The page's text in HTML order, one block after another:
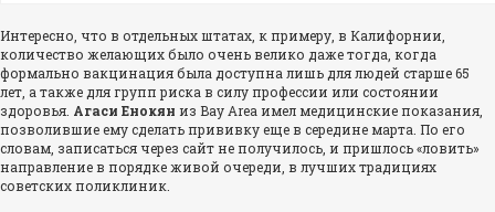
Интересно, что в отдельных штатах, к примеру, в Калифорнии,
количество желающих было очень велико даже тогда, когда
формально вакцинация была доступна лишь для людей старше 65
лет, а также для групп риска в силу профессии или состоянии
здоровья. Агаси Енокян из Bay Area имел медицинские показания,
позволившие ему сделать прививку еще в середине марта. По его
словам, записаться через сайт не получилось, и пришлось «ловить»
направление в порядке живой очереди, в лучших традициях
советских поликлиник.